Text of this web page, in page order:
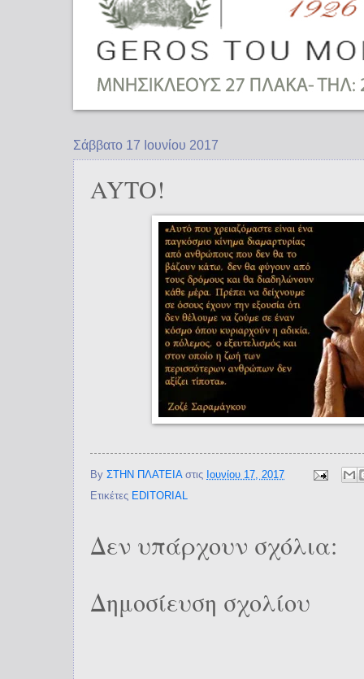
Σάββατο 17 Ιουνίου 2017
AYTO!
By ΣΤΗΝ ΠΛΑΤΕΙΑ στις Ιουνίου 17, 2017
Ετικέτες EDITORIAL
Δεν υπάρχουν σχόλια:
Δημοσίευση σχολίου